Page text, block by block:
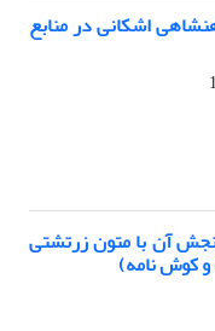
اشکانی در منابع
آن با متون زرتشتی
و کوش نامه)